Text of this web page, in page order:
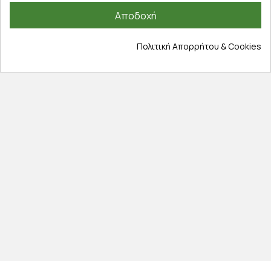
Αποδοχή
Πολιτική Απορρήτου & Cookies